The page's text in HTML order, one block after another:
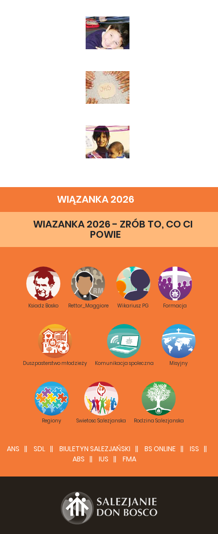
WIĄZANKA 2026
WIAZANKA 2026 - ZRÓB TO, CO CI
POWIE
Ksiadz Bosko Rettor_Maggiore Wikariusz PG Formacja
Duszpasterstwo młodzieży Komunikacja spoleczna Misyjny
Regiony Swietosc Salezjanska Rodzina Salezjanska
ANS SDL BIULETYN SALEZJAŃSKI BS ONLINE
ISS
ABS
IUS FMA